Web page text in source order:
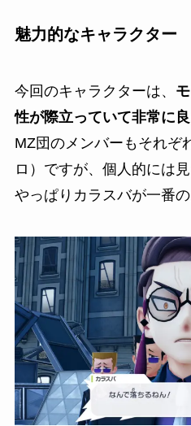
魅力的なキャラクター
今回のキャラクターは、
性が際立っていて非常に
MZ団のメンバーもそれぞ
ロ）ですが、個人的には
やっぱりカラスバが一番の